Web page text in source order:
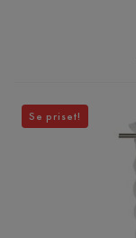
Se priset!